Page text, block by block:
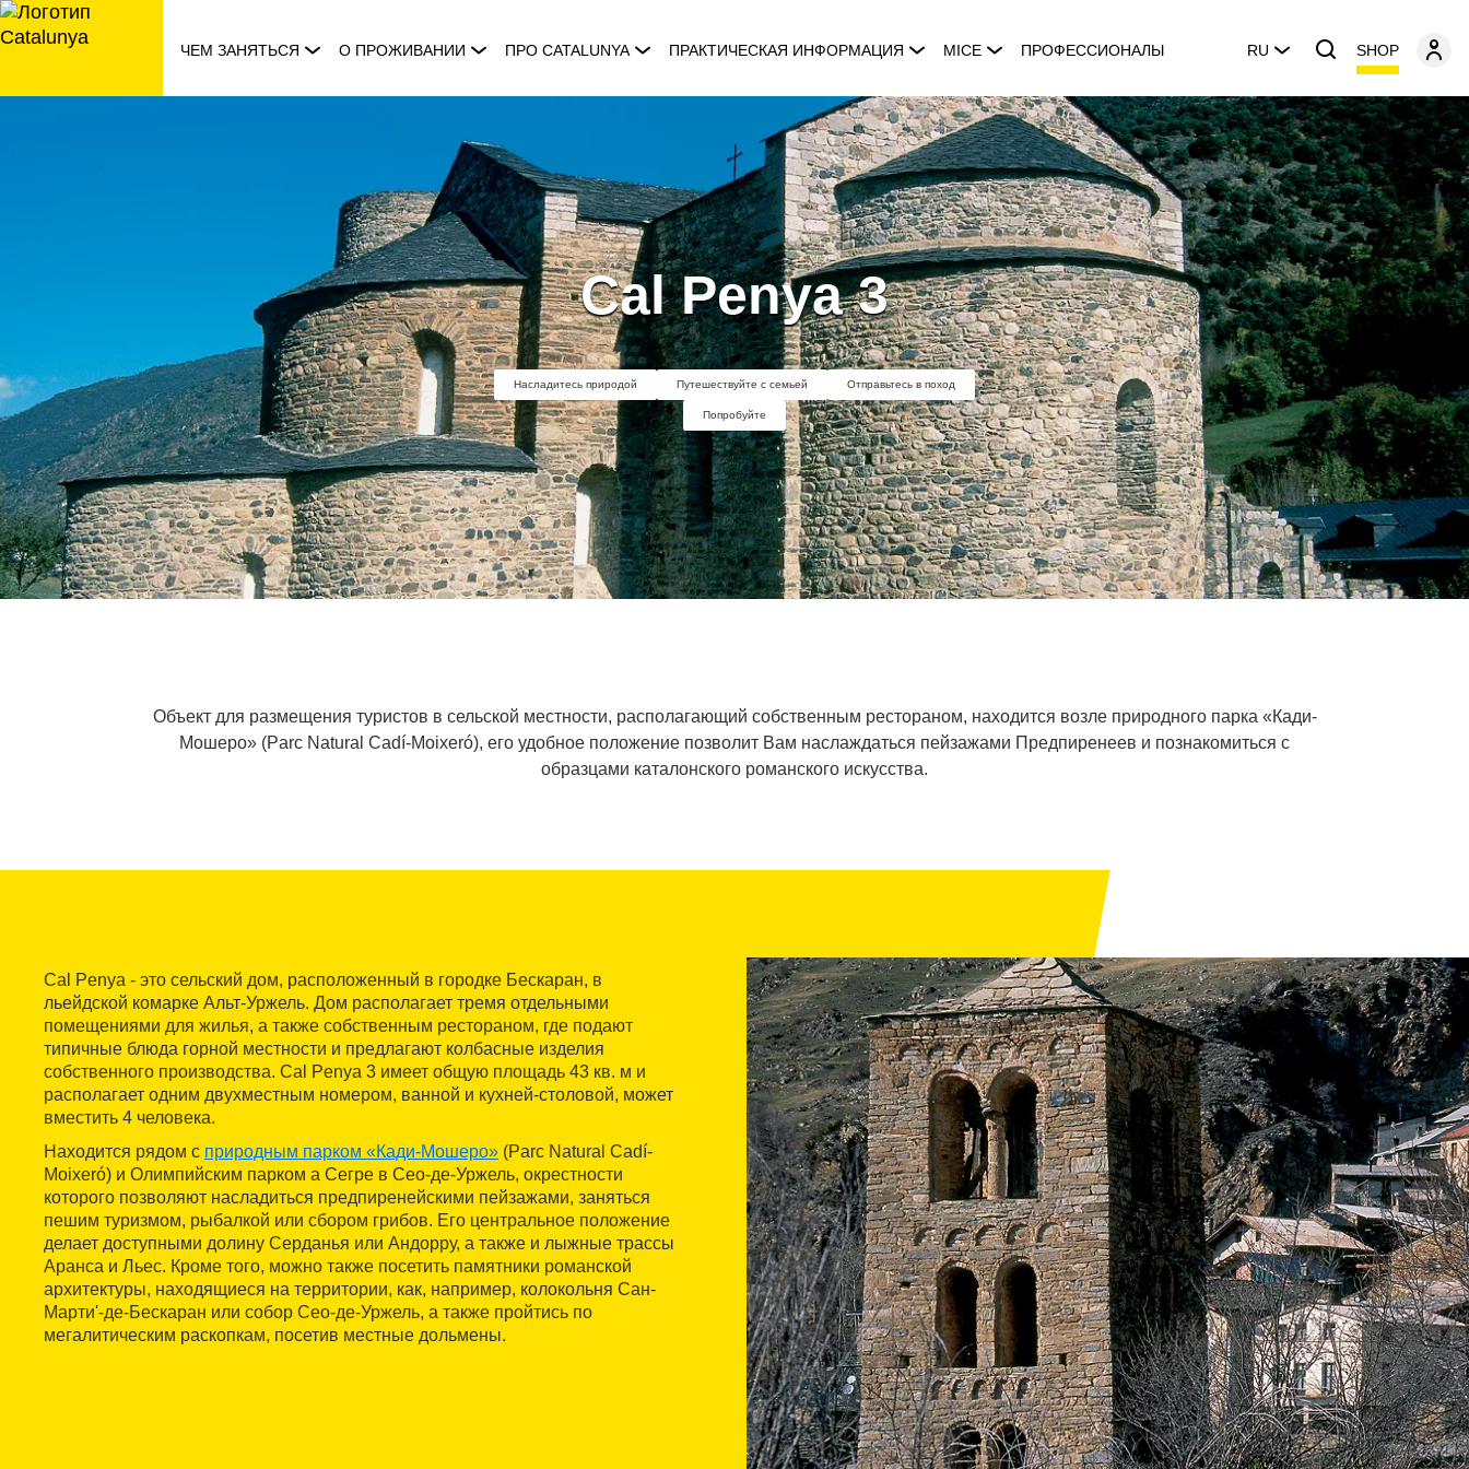
перейти
к
ЧЕМ ЗАНЯТЬСЯ О ПРОЖИВАНИИ ПРО CATALUNYA ПРАКТИЧЕСКАЯ ИНФОРМАЦИЯ MICE ПРОФЕССИОНАЛЫ RU SHOP
Cal Penya 3
Насладитесь природой Путешествуйте с семьей Отправьтесь в поход
Попробуйте
Объект для размещения туристов в сельской местности, располагающий собственным рестораном, находится возле природного парка «Кади-
Мошеро» (Parc Natural Cadí-Moixeró), его удобное положение позволит Вам наслаждаться пейзажами Предпиренеев и познакомиться с
образцами каталонского романского искусства.
Cal Penya - это сельский дом, расположенный в городке Бескаран, в
льейдской комарке Альт-Уржель. Дом располагает тремя отдельными
помещениями для жилья, а также собственным рестораном, где подают
типичные блюда горной местности и предлагают колбасные изделия
собственного производства. Cal Penya 3 имеет общую площадь 43 кв. м и
располагает одним двухместным номером, ванной и кухней-столовой, может
вместить 4 человека.
Находится рядом с природным парком «Кади-Мошеро» (Parc Natural Cadí-
Moixeró) и Олимпийским парком а Сегре в Сео-де-Уржель, окрестности
которого позволяют насладиться предпиренейскими пейзажами, заняться
пешим туризмом, рыбалкой или сбором грибов. Его центральное положение
делает доступными долину Серданья или Андорру, а также и лыжные трассы
Аранса и Льес. Кроме того, можно также посетить памятники романской
архитектуры, находящиеся на территории, как, например, колокольня Сан-
Марти'-де-Бескаран или собор Сео-де-Уржель, а также пройтись по
мегалитическим раскопкам, посетив местные дольмены.